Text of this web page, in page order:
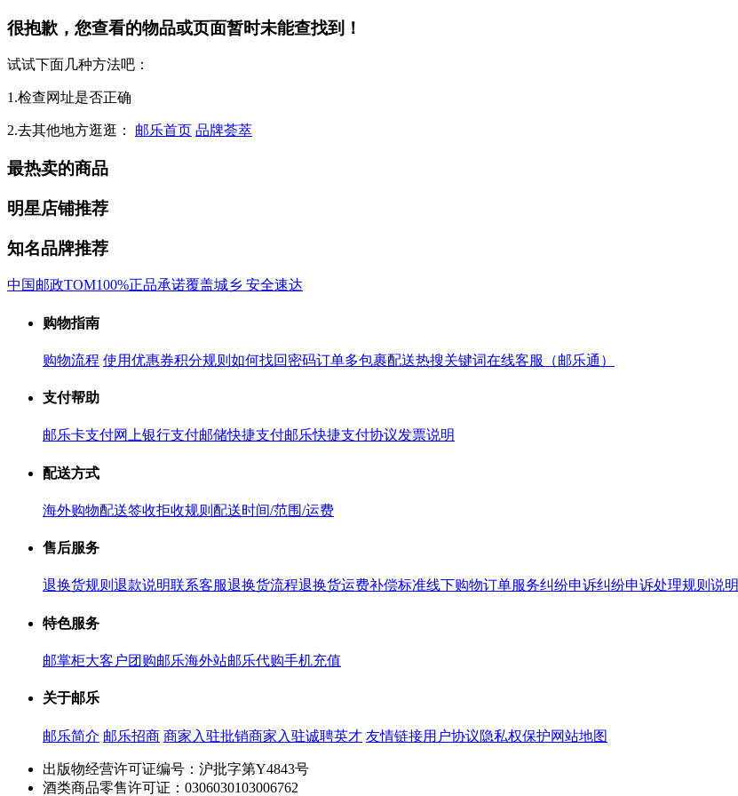
很抱歉，您查看的物品或页面暂时未能查找到！
试试下面几种方法吧：
1.检查网址是否正确
2.去其他地方逛逛： 邮乐首页 品牌荟萃
最热卖的商品
明星店铺推荐
知名品牌推荐
中国邮政TOM100%正品承诺覆盖城乡 安全速达
购物指南
购物流程 使用优惠券积分规则 如何找回密码订单多包裹配送热搜关键词在线客服（邮乐通）
支付帮助
邮乐卡支付网上银行支付邮储快捷支付邮乐快捷支付协议发票说明
配送方式
海外购物配送签收拒收规则 配送时间/范围/运费
售后服务
退换货规则 退款说明联系客服退换货流程退换货运费补偿标准线下购物订单服务纠纷申诉纠纷申诉处理规则说明
特色服务
邮掌柜大客户团购邮乐海外站邮乐代购手机充值
关于邮乐
邮乐简介 邮乐招商 商家入驻批销商家入驻诚聘英才 友情链接用户协议隐私权保护网站地图
出版物经营许可证编号：沪批字第Y4843号
酒类商品零售许可证：0306030103006762